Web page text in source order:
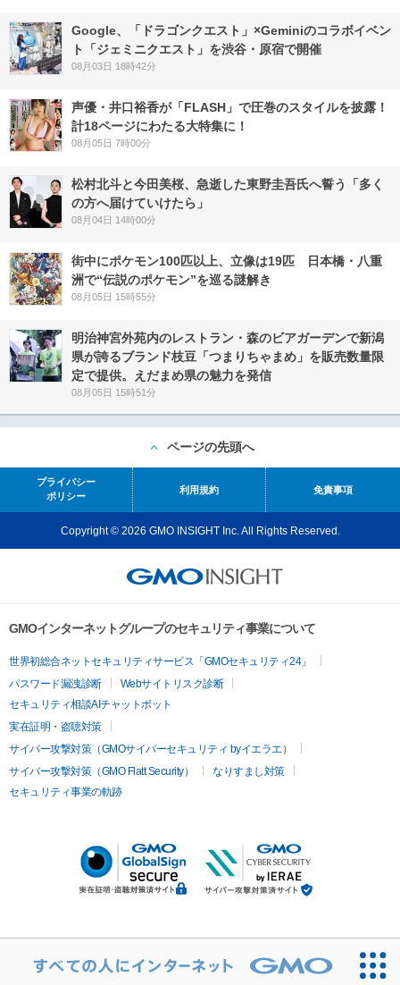
Google、「ドラゴンクエスト」×Geminiのコラボイベン
ト「ジェミニクエスト」を渋谷・原宿で開催
08月03日 18時42分
声優・井口裕香が「FLASH」で圧巻のスタイルを披露！
計18ページにわたる大特集に！
08月05日 7時00分
松村北斗と今田美桜、急逝した東野圭吾氏へ誓う「多く
の方へ届けていけたら」
08月04日 14時00分
街中にポケモン100匹以上、立像は19匹 日本橋・八重
洲で“伝説のポケモン”を巡る謎解き
08月05日 15時55分
明治神宮外苑内のレストラン・森のビアガーデンで新潟
県が誇るブランド枝豆「つまりちゃまめ」を販売数量限
定で提供。えだまめ県の魅力を発信
08月05日 15時51分
ページの先頭へ
プライバシー
ポリシー
利用規約 免責事項
Copyright © 2026 GMO INSIGHT Inc. All Rights Reserved.
GMOインターネットグループのセキュリティ事業について
世界初総合ネットセキュリティサービス「GMOセキュリティ24」
パスワード漏洩診断
Webサイトリスク診断
セキュリティ相談AIチャットボット
実在証明・盗聴対策
サイバー攻撃対策（GMOサイバーセキュリティ byイエラエ）
サイバー攻撃対策（GMO Flatt Security）
なりすまし対策
セキュリティ事業の軌跡